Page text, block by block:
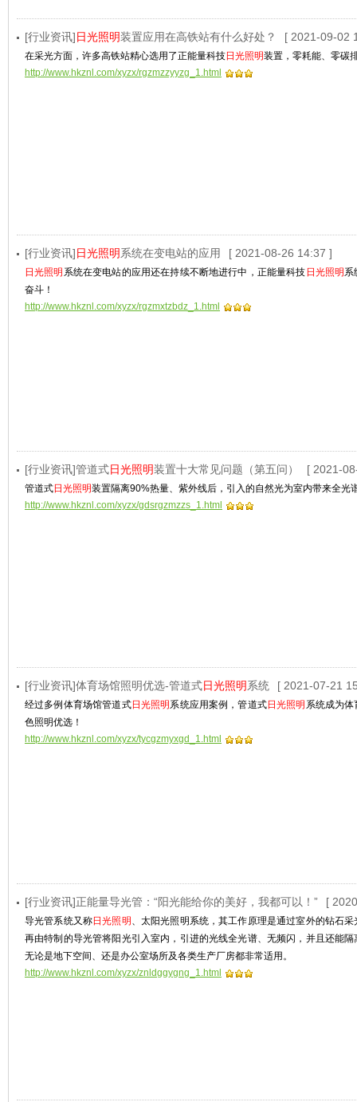
[行业资讯]日光照明装置应用在高铁站有什么好处？ [ 2021-09-02
在采光方面，许多高铁站精心选用了正能量科技日光照明装置，零耗能、零碳
http://www.hkznl.com/xyzx/rgzmzzyyzg_1.html
[行业资讯]日光照明系统在变电站的应用 [ 2021-08-26 14:37 ]
日光照明 系统在变电站的应用还在持续不断地进行中，正能量科技 日光照明 系
奋斗！
http://www.hkznl.com/xyzx/rgzmxtzbdz_1.html
[行业资讯]管道式日光照明装置十大常见问题（第五问） [ 2021-
管道式日光照明装置隔离90%热量、紫外线后，引入的自然光为室内带来全光
http://www.hkznl.com/xyzx/gdsrgzmzzs_1.html
[行业资讯]体育场馆照明优选-管道式日光照明系统 [ 2021-07-21
经过多例体育场馆管道式日光照明 系统应用案例，管道式日光照明 系统成为
色照明优选！
http://www.hkznl.com/xyzx/tycgzmyxgd_1.html
[行业资讯]正能量导光管：“阳光能给你的美好，我都可以！” [
导光管系统又称日光照明 、太阳光照明系统，其工作原理是通过室外的钻石
再由特制的导光管将阳光引入室内，引进的光线全光谱、无频闪，并且还能
无论是地下空间、还是办公室场所及各类生产厂房都非常适用。
http://www.hkznl.com/xyzx/znldggygng_1.html